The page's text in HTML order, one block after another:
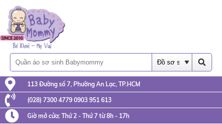
113 Đường số 7, Phường An Lạc, TP.HCM
(028) 7300 4779 0903 951 613
Giờ mở cửa: Thứ 2 - Thứ 7 từ 8h - 17h